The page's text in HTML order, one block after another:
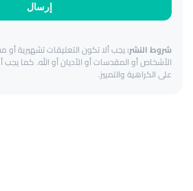
إرسال
شروط النشر:يجب ألا تكون التعليقات تشهيرية أو
الأشخاص أو المقدسات أو الأديان أو الله. كما يجب
على الكراهية والتمييز.